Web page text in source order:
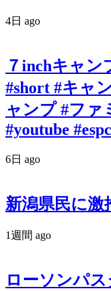
4日 ago
７inchキャン
#short #キャ
ャンプ #ファ
#youtube
6日 ago
新潟県民に激
1週間 ago
ローソンパ